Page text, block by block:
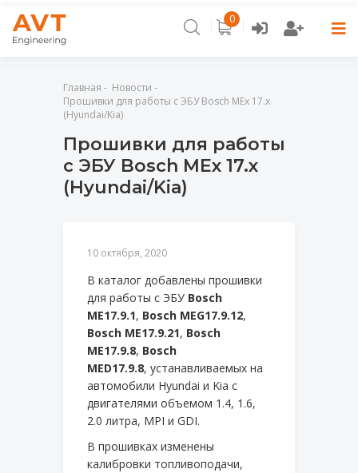
Контакты
Новости
0
Главная
Новости
Прошивки для работы с ЭБУ Bosch MEx 17.x
(Hyundai/Kia)
Прошивки для работы
с ЭБУ Bosch MEx 17.x
(Hyundai/Kia)
10 октября, 2020
В каталог добавлены прошивки
для работы с ЭБУ Bosch
ME17.9.1, Bosch MEG17.9.12,
Bosch ME17.9.21, Bosch
ME17.9.8, Bosch
MED17.9.8, устанавливаемых на
автомобили Hyundai и Kia с
двигателями объемом 1.4, 1.6,
2.0 литра, MPI и GDI.
В прошивках изменены
калибровки топливоподачи,